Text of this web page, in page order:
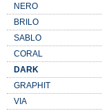
NERO
BRILO
SABLO
CORAL
DARK
GRAPHIT
VIA